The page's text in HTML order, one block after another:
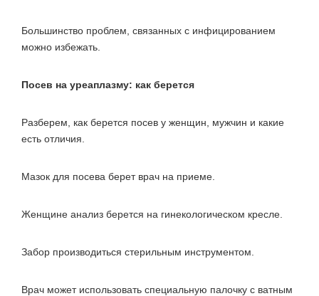
Большинство проблем, связанных с инфицированием
можно избежать.
Посев на уреаплазму: как берется
Разберем, как берется посев у женщин, мужчин и какие
есть отличия.
Мазок для посева берет врач на приеме.
Женщине анализ берется на гинекологическом кресле.
Забор производиться стерильным инструментом.
Врач может использовать специальную палочку с ватным